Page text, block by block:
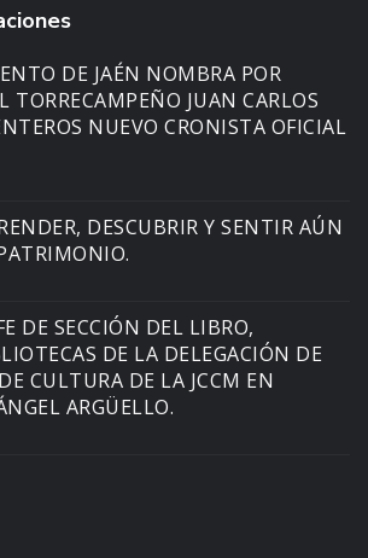
DE JAÉN NOMBRA POR
JUAN CARLOS
NUEVO CRONISTA OFICIAL
DESCUBRIR Y SENTIR AÚN
DE SECCIÓN DEL LIBRO,
DE LA DELEGACIÓN DE
CULTURA DE LA JCCM EN
ARGÜELLO.